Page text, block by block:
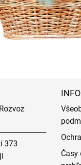
373
Časy